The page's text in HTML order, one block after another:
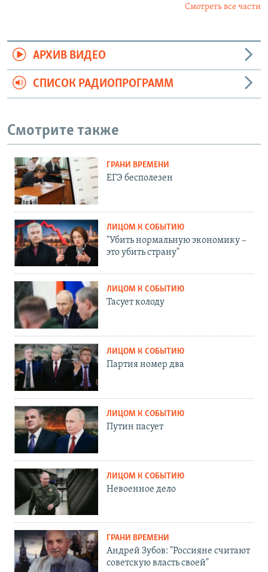
Смотреть все части
АРХИВ ВИДЕО
СПИСОК РАДИОПРОГРАММ
Смотрите также
ГРАНИ ВРЕМЕНИ
ЕГЭ бесполезен
ЛИЦОМ К СОБЫТИЮ
"Убить нормальную экономику –
это убить страну"
ЛИЦОМ К СОБЫТИЮ
Тасует колоду
ЛИЦОМ К СОБЫТИЮ
Партия номер два
ЛИЦОМ К СОБЫТИЮ
Путин пасует
ЛИЦОМ К СОБЫТИЮ
Невоенное дело
ГРАНИ ВРЕМЕНИ
Андрей Зубов: "Россияне считают
советскую власть своей"